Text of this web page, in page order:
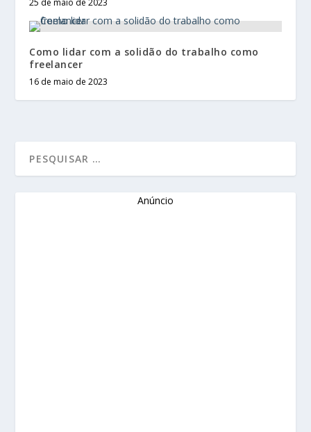
25 de maio de 2023
Como lidar com a solidão do trabalho como
freelancer
16 de maio de 2023
Anúncio